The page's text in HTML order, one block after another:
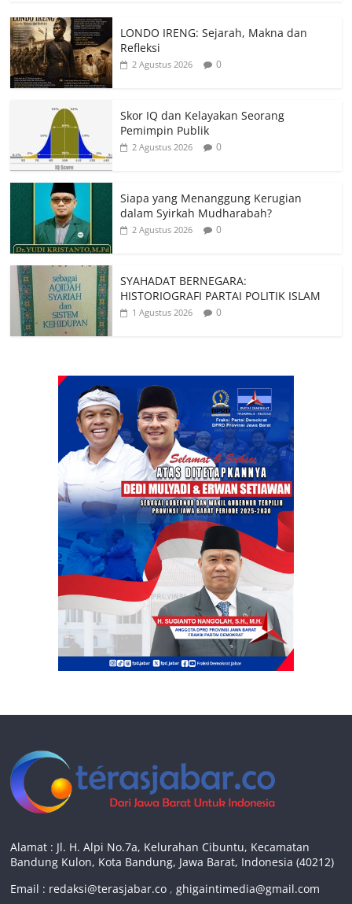
LONDO IRENG: Sejarah, Makna dan
Refleksi
2 Agustus 2026 0
Skor IQ dan Kelayakan Seorang
Pemimpin Publik
2 Agustus 2026 0
Siapa yang Menanggung Kerugian
dalam Syirkah Mudharabah?
2 Agustus 2026 0
SYAHADAT BERNEGARA:
HISTORIOGRAFI PARTAI POLITIK ISLAM
1 Agustus 2026 0
Alamat : Jl. H. Alpi No.7a, Kelurahan Cibuntu, Kecamatan
Bandung Kulon, Kota Bandung, Jawa Barat, Indonesia (40212)
Email : redaksi@terasjabar.co ,ghigaintimedia@gmail.com